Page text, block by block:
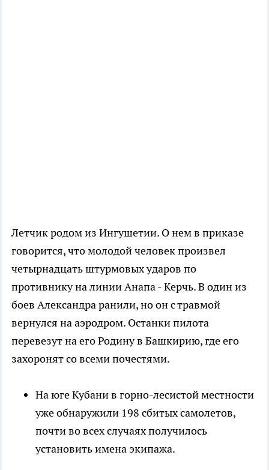
Летчик родом из Ингушетии. О нем в приказе
говорится, что молодой человек произвел
четырнадцать штурмовых ударов по
противнику на линии Анапа - Керчь. В один из
боев Александра ранили, но он с травмой
вернулся на аэродром. Останки пилота
перевезут на его Родину в Башкирию, где его
захоронят со всеми почестями.
На юге Кубани в горно-лесистой местности
уже обнаружили 198 сбитых самолетов,
почти во всех случаях получилось
установить имена экипажа.